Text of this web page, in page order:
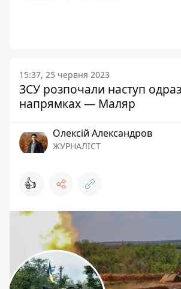
15:37, 25 червня 2023
ЗСУ розпочали наступ
напрямках — Маляр
Олексій Александров
ЖУРНАЛІСТ
👍